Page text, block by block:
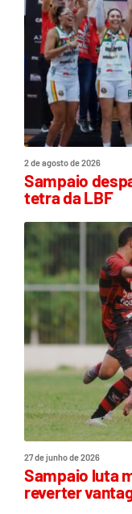
2 de agosto de 2026
Sampaio
tetra da LBF
27 de junho de 2026
Sampaio luta
reverter